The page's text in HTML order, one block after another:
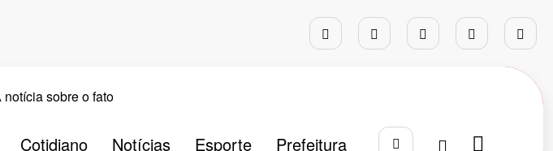
Cotidiano Notícias Esporte Prefeitura